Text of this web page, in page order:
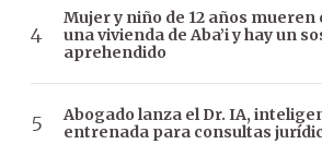
Mujer y niño de 12 años mueren
una vivienda de Aba’i y hay un
aprehendido
Abogado lanza el Dr. IA,
entrenada para consultas